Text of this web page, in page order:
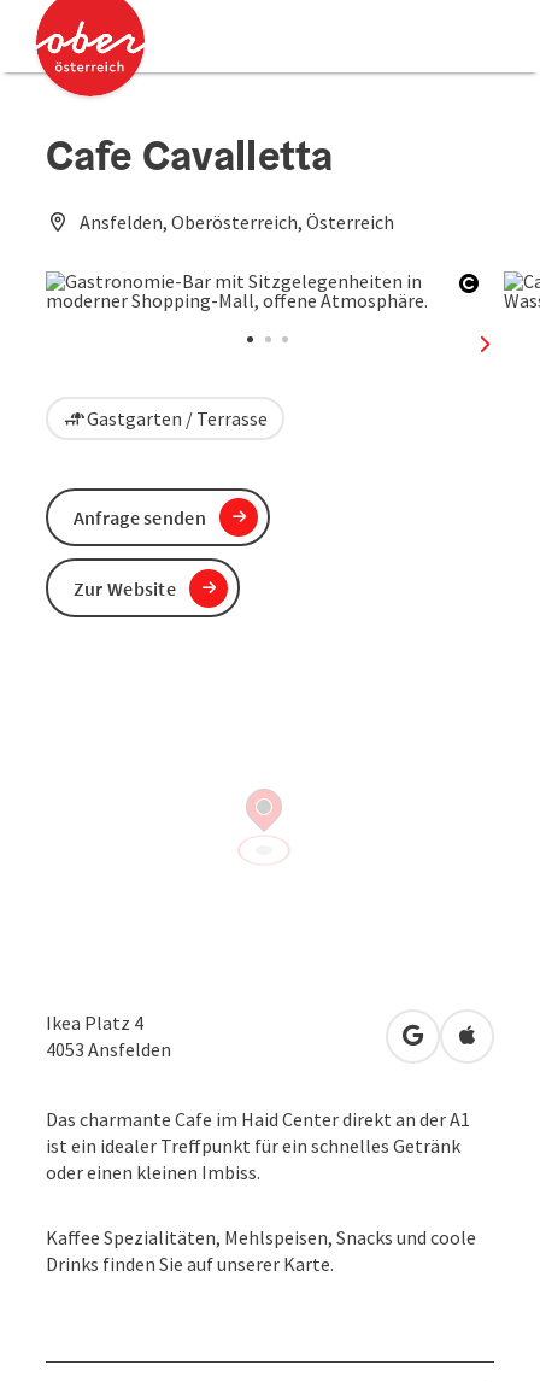
Zum Inhalt
Zum Seitenanfang
Cafe Cavalletta
Ansfelden, Oberösterreich, Österreich
Gastgarten / Terrasse
Ikea Platz 4
4053 Ansfelden in Google
in
Das charmante Cafe im Haid Center direkt an der A1
ist ein idealer Treffpunkt für ein schnelles Getränk
oder einen kleinen Imbiss.
Kaffee Spezialitäten, Mehlspeisen, Snacks und coole
Drinks finden Sie auf unserer Karte.
Anfrage senden
Zur Website